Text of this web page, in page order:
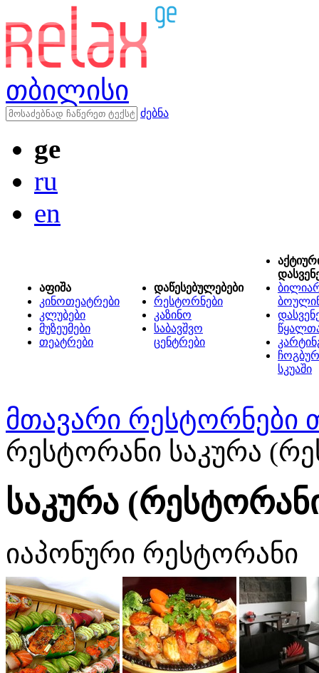
თბილისი
ძებნა
ge
ru
en
აფიშა
კინოთეატრები
კლუბები
მუზეუმები
თეატრები
დაწესებულებები
რესტორნები
კაზინო
საბავშვო
ცენტრები
სკუაში
მთავარი რესტორნები
რესტორანი საკურა
საკურა
იაპონური რესტორანი